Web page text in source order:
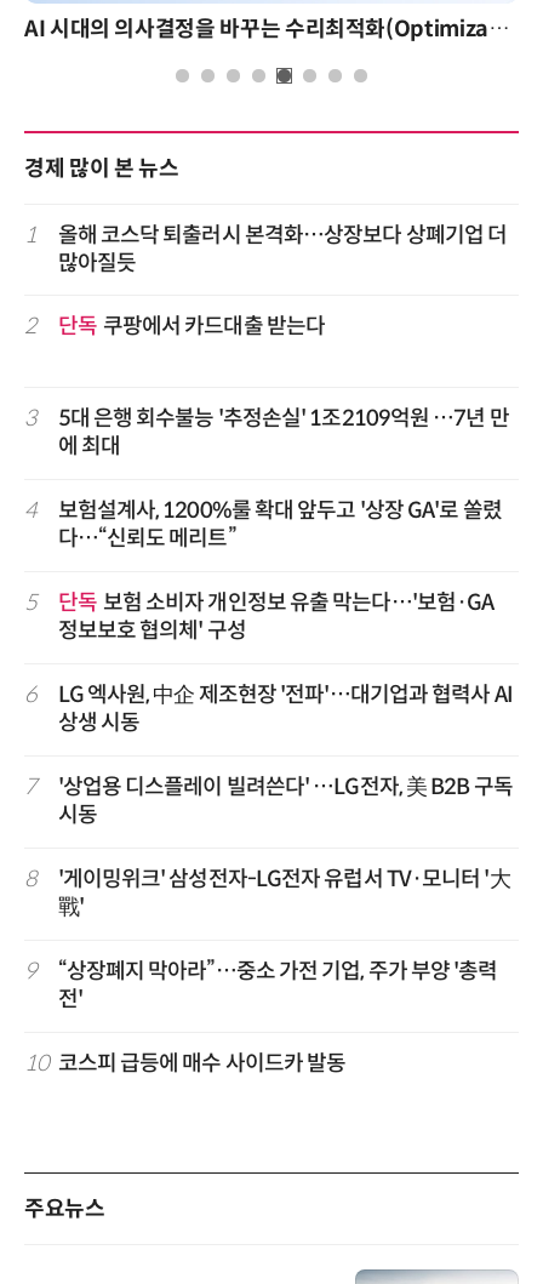
AI 시대의 의사결정을 바꾸는 수리최적화(Optimization): 실제 산업 적용 사례와 활용 전략
경제 많이 본 뉴스
1
올해 코스닥 퇴출러시 본격화…상장보다 상폐기업 더
많아질듯
2 단독 쿠팡에서 카드대출 받는다
3
5대 은행 회수불능 '추정손실' 1조2109억원 …7년 만
에 최대
4
보험설계사, 1200%룰 확대 앞두고 '상장 GA'로 쏠렸
다…“신뢰도 메리트”
5 단독 보험 소비자 개인정보 유출 막는다…'보험·GA
정보보호 협의체' 구성
6
LG 엑사원, 中企 제조현장 '전파'…대기업과 협력사 AI
상생 시동
7
'상업용 디스플레이 빌려쓴다' …LG전자, 美 B2B 구독
시동
8
'게이밍위크' 삼성전자-LG전자 유럽서 TV·모니터 '大
戰'
9
“상장폐지 막아라”…중소 가전 기업, 주가 부양 '총력
전'
10 코스피 급등에 매수 사이드카 발동
주요뉴스